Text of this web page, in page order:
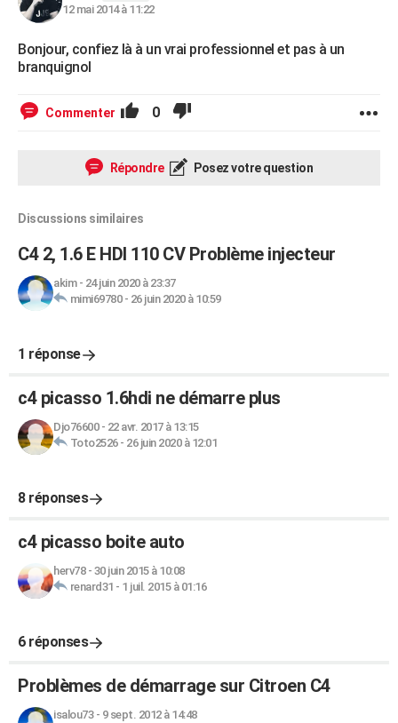
12 mai 2014 à 11:22
Bonjour, confiez là à un vrai professionnel et pas à un
branquignol
Commenter 0
Répondre Posez votre question
Discussions similaires
C4 2, 1.6 E HDI 110 CV Problème injecteur
akim- 24 juin 2020 à 23:37
mimi69780- 26 juin 2020 à 10:59
1 réponse
c4 picasso 1.6hdi ne démarre plus
Djo76600- 22 avr. 2017 à 13:15
Toto2526- 26 juin 2020 à 12:01
8 réponses
c4 picasso boite auto
herv78- 30 juin 2015 à 10:08
renard31 - 1 juil. 2015 à 01:16
6 réponses
Problèmes de démarrage sur Citroen C4
isalou73- 9 sept. 2012 à 14:48